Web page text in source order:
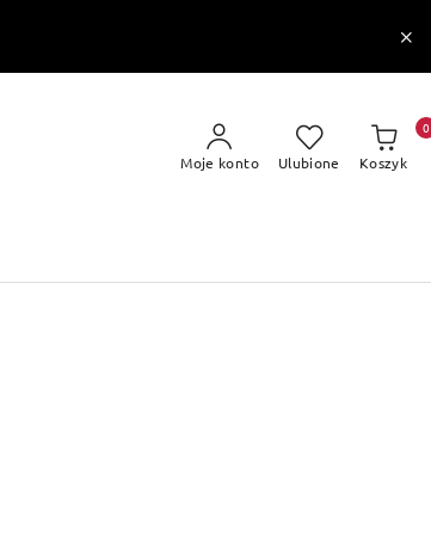
Moje konto Ulubione Koszyk
0